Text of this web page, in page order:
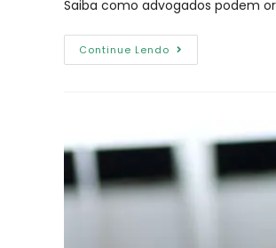
Saiba como advogados podem
Continue Lendo